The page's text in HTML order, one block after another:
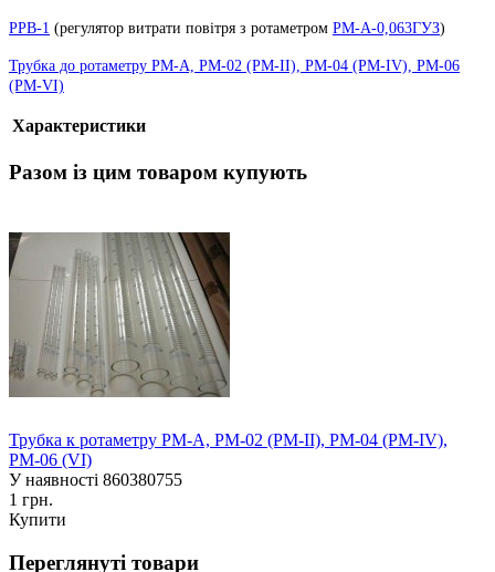
РРВ-1 (регулятор витрати повітря з ротаметром РМ-А-0,063ГУЗ)
Трубка до ротаметру РМ-А, РМ-02 (РМ-II), РМ-04 (РМ-IV), РМ-06
(РМ-VI)
Характеристики
Разом із цим товаром купують
Трубка к ротаметру РМ-А, РМ-02 (РМ-II), РМ-04 (РМ-IV),
РМ-06 (VI)
У наявності 860380755
1 грн.
Купити
Переглянуті товари